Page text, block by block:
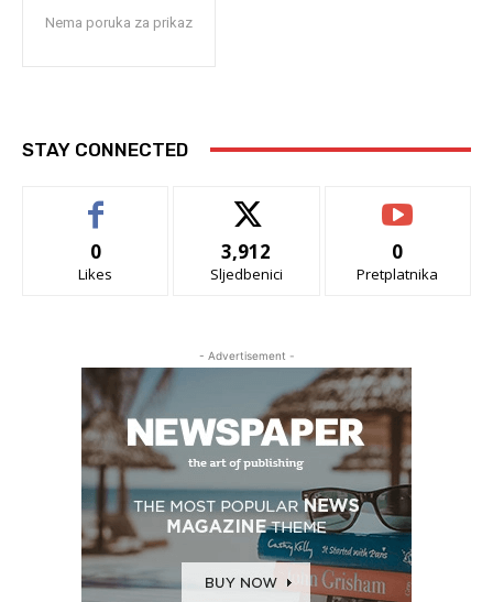
Nema poruka za prikaz
STAY CONNECTED
0
Likes
3,912
Sljedbenici
0
Pretplatnika
- Advertisement -